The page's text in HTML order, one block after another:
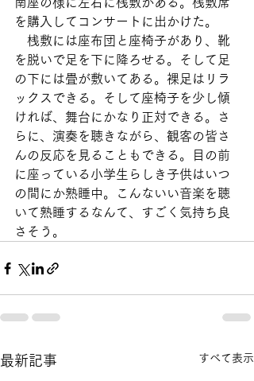
を購入してコンサートに出かけた。
桟敷には座布団と座椅子があり、靴
を脱いで足を下に降ろせる。そして足
の下には畳が敷いてある。裸足はリラ
ックスできる。そして座椅子を少し傾
ければ、舞台にかなり正対できる。さ
らに、演奏を聴きながら、観客の皆さ
んの反応を見ることもできる。目の前
に座っている小学生らしき子供はいつ
の間にか熟睡中。こんないい音楽を聴
いて熟睡するなんて、すごく気持ち良
さそう。
最新記事 すべて表示